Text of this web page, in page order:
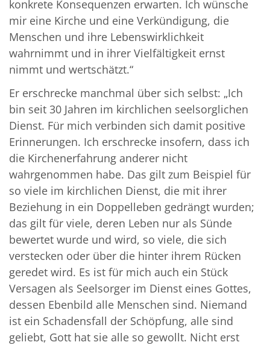
konkrete Konsequenzen erwarten. Ich wünsche
mir eine Kirche und eine Verkündigung, die
Menschen und ihre Lebenswirklichkeit
wahrnimmt und in ihrer Vielfältigkeit ernst
nimmt und wertschätzt.“
Er erschrecke manchmal über sich selbst: „Ich
bin seit 30 Jahren im kirchlichen seelsorglichen
Dienst. Für mich verbinden sich damit positive
Erinnerungen. Ich erschrecke insofern, dass ich
die Kirchenerfahrung anderer nicht
wahrgenommen habe. Das gilt zum Beispiel für
so viele im kirchlichen Dienst, die mit ihrer
Beziehung in ein Doppelleben gedrängt wurden;
das gilt für viele, deren Leben nur als Sünde
bewertet wurde und wird, so viele, die sich
verstecken oder über die hinter ihrem Rücken
geredet wird. Es ist für mich auch ein Stück
Versagen als Seelsorger im Dienst eines Gottes,
dessen Ebenbild alle Menschen sind. Niemand
ist ein Schadensfall der Schöpfung, alle sind
geliebt, Gott hat sie alle so gewollt. Nicht erst